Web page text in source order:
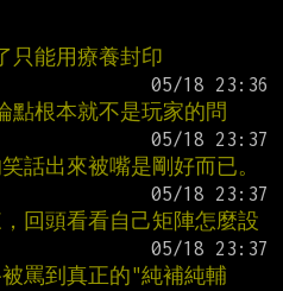
只能用療養封印
點根本就不是玩家的問
話出來被嘴是剛好而已。
回頭看看自己矩陣怎麼設
罵到真正的"純補純輔